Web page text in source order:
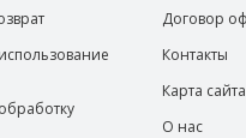
Договор
Контакты
Карта сайта
О нас